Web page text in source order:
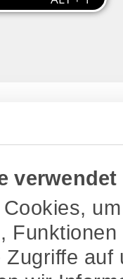
Zugriffe